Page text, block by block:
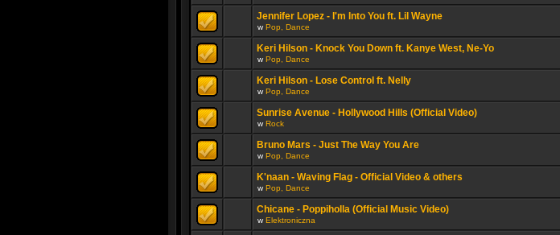
Jennifer Lopez - I'm Into You ft. Lil Wayne
w Pop, Dance
Keri Hilson - Knock You Down ft. Kanye West, Ne-Yo
w Pop, Dance
Keri Hilson - Lose Control ft. Nelly
w Pop, Dance
Sunrise Avenue - Hollywood Hills (Official Video)
w Rock
Bruno Mars - Just The Way You Are
w Pop, Dance
K'naan - Waving Flag - Official Video & others
w Pop, Dance
Chicane - Poppiholla (Official Music Video)
w Elektroniczna